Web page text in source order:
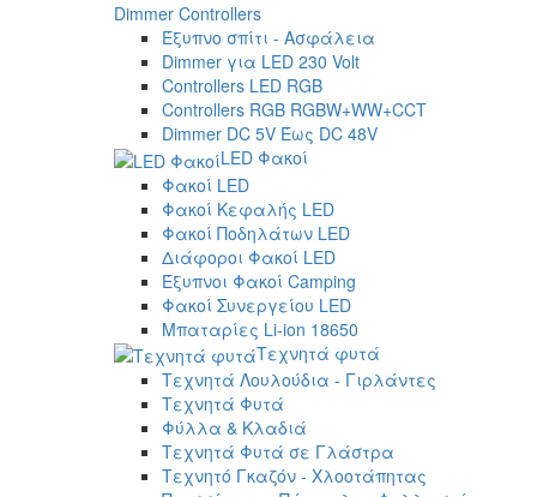
Dimmer Controllers
Έξυπνο σπίτι - Ασφάλεια
Dimmer για LED 230 Volt
Controllers LED RGB
Controllers RGB RGBW+WW+CCT
Dimmer DC 5V Έως DC 48V
LED Φακοί
Φακοί LED
Φακοί Κεφαλής LED
Φακοί Ποδηλάτων LED
Διάφοροι Φακοί LED
Έξυπνοι Φακοί Camping
Φακοί Συνεργείου LED
Μπαταρίες Li-ion 18650
Τεχνητά φυτά
Τεχνητά Λουλούδια - Γιρλάντες
Τεχνητά Φυτά
Φύλλα & Κλαδιά
Τεχνητά Φυτά σε Γλάστρα
Τεχνητό Γκαζόν - Χλοοτάπητας